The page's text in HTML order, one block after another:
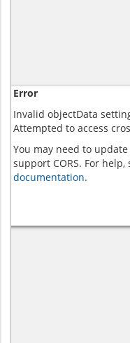
Error
Invalid objectData
Attempted to access
You may need to
support CORS. For help,
documentation.